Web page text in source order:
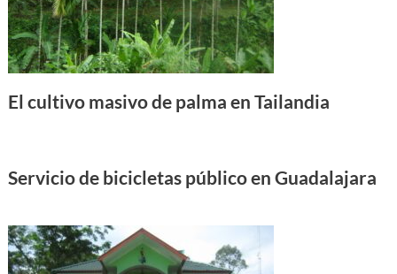
El cultivo masivo de palma en Tailandia
Servicio de bicicletas público en Guadalajara